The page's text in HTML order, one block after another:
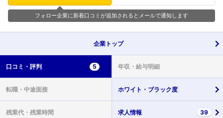
フォロー企業に新着口コミが追加されるとメールで通知します
企業 トップ
口コミ・ 評判 5 年収・ 給与明細
転職・ 中途面接 ホワイト・ ブラック度
残業代・ 残業時間 求人情報 39